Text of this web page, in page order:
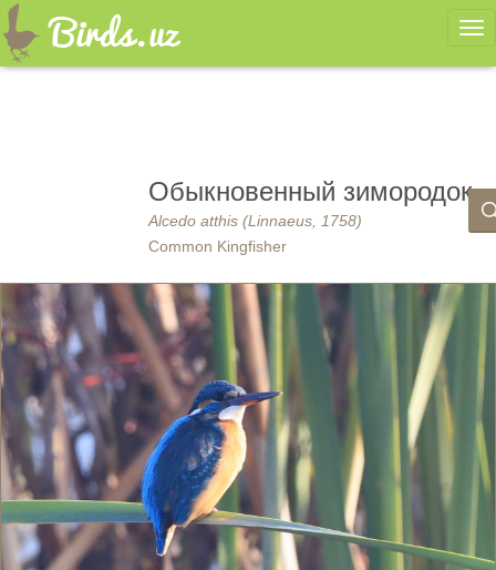
Обыкновенный зимородок
Alcedo atthis (Linnaeus, 1758)
Common Kingfisher